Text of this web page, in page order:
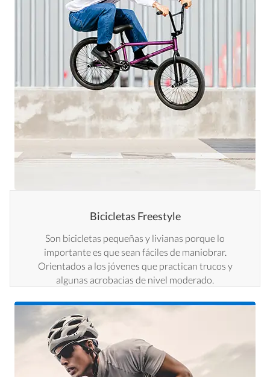
Bicicletas Freestyle
Son bicicletas pequeñas y livianas porque lo
importante es que sean fáciles de maniobrar.
Orientados a los jóvenes que practican trucos y
algunas acrobacias de nivel moderado.